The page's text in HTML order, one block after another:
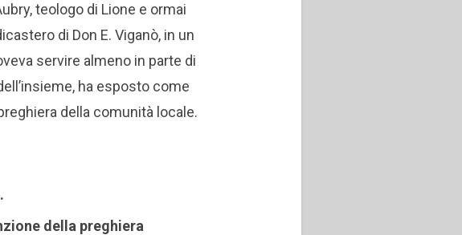
teologo di Lione e ormai
di Don E. Viganò, in un
servire almeno in parte di
ha esposto come
della comunità locale.
della preghiera